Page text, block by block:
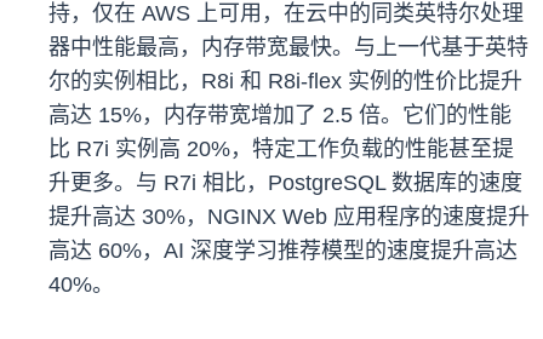
持，仅在 AWS 上可用，在云中的同类英特尔处理
器中性能最高，内存带宽最快。与上一代基于英特
尔的实例相比，R8i 和 R8i-flex 实例的性价比提升
高达 15%，内存带宽增加了 2.5 倍。它们的性能
比 R7i 实例高 20%，特定工作负载的性能甚至提
升更多。与 R7i 相比，PostgreSQL 数据库的速度
提升高达 30%，NGINX Web 应用程序的速度提升
高达 60%，AI 深度学习推荐模型的速度提升高达
40%。